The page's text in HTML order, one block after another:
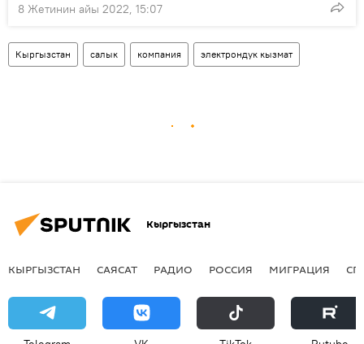
8 Жетинин айы 2022, 15:07
Кыргызстан салык компания электрондук кызмат
Кыргызстан
КЫРГЫЗСТАН САЯСАТ РАДИО РОССИЯ МИГРАЦИЯ